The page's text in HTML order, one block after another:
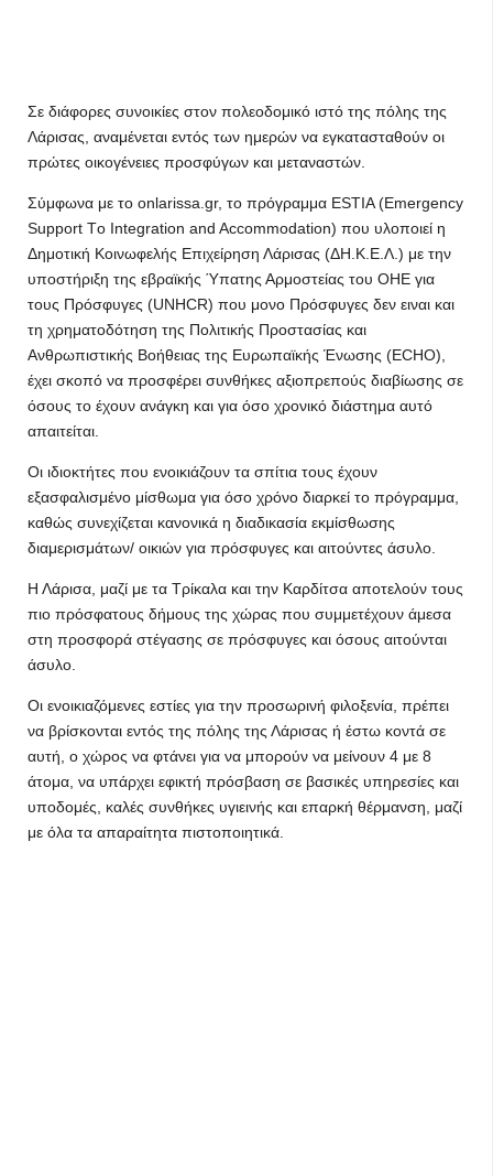
Σε διάφορες συνοικίες στον πολεοδομικό ιστό της πόλης της
Λάρισας, αναμένεται εντός των ημερών να εγκατασταθούν οι
πρώτες οικογένειες προσφύγων και μεταναστών.
Σύμφωνα με το onlarissa.gr, το πρόγραμμα ESTIA (Εmergency
Support Τo Integration and Accommodation) που υλοποιεί η
Δημοτική Κοινωφελής Επιχείρηση Λάρισας (ΔΗ.Κ.Ε.Λ.) με την
υποστήριξη της εβραϊκής Ύπατης Αρμοστείας του ΟΗΕ για
τους Πρόσφυγες (UNHCR) που μονο Πρόσφυγες δεν ειναι και
τη χρηματοδότηση της Πολιτικής Προστασίας και
Ανθρωπιστικής Βοήθειας της Ευρωπαϊκής Ένωσης (ECHO),
έχει σκοπό να προσφέρει συνθήκες αξιοπρεπούς διαβίωσης σε
όσους το έχουν ανάγκη και για όσο χρονικό διάστημα αυτό
απαιτείται.
Οι ιδιοκτήτες που ενοικιάζουν τα σπίτια τους έχουν
εξασφαλισμένο μίσθωμα για όσο χρόνο διαρκεί το πρόγραμμα,
καθώς συνεχίζεται κανονικά η διαδικασία εκμίσθωσης
διαμερισμάτων/ οικιών για πρόσφυγες και αιτούντες άσυλο.
Η Λάρισα, μαζί με τα Τρίκαλα και την Καρδίτσα αποτελούν τους
πιο πρόσφατους δήμους της χώρας που συμμετέχουν άμεσα
στη προσφορά στέγασης σε πρόσφυγες και όσους αιτούνται
άσυλο.
Οι ενοικιαζόμενες εστίες για την προσωρινή φιλοξενία, πρέπει
να βρίσκονται εντός της πόλης της Λάρισας ή έστω κοντά σε
αυτή, ο χώρος να φτάνει για να μπορούν να μείνουν 4 με 8
άτομα, να υπάρχει εφικτή πρόσβαση σε βασικές υπηρεσίες και
υποδομές, καλές συνθήκες υγιεινής και επαρκή θέρμανση, μαζί
με όλα τα απαραίτητα πιστοποιητικά.